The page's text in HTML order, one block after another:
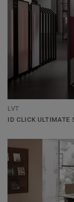
LVT
ID CLICK ULTIMATE